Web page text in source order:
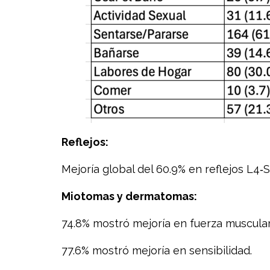
Reflejos:
Mejoría global del 60.9% en reflejos
Miotomas y dermatomas:
74.8% mostró mejoría en fuerza
77.6% mostró mejoría en sensibilidad.